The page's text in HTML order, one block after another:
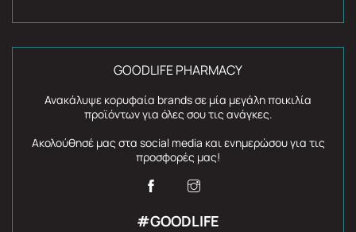
GOODLIFE PHARMACY
Ανακάλυψε κορυφαία brands σε μία μεγάλη ποικιλία
προϊόντων για όλες σου τις ανάγκες.
Ακολούθησέ μας στα social media και ενημερώσου για τις
προσφορές μας!
#GOODLIFE